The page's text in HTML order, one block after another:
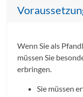
Wenn Sie als
müssen Sie
erbringen.
Sie müssen